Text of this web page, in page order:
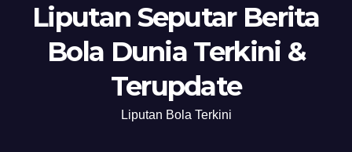
Liputan Seputar Berita
Bola Dunia Terkini &
Terupdate
Liputan Bola Terkini